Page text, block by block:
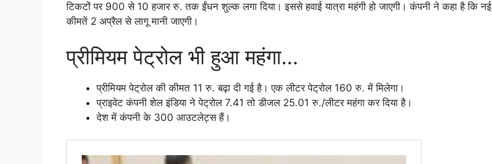
टिकटों पर 900 से 10 हजार रु. तक ईंधन शुल्क लगा दिया। इससे हवाई यात्रा महंगी हो जाएगी। कंपनी ने कहा है कि नई
कीमतें 2 अप्रैल से लागू मानी जाएगी।
प्रीमियम पेट्रोल भी हुआ महंगा…
प्रीमियम पेट्रोल की कीमत 11 रु. बढ़ा दी गई है। एक लीटर पेट्रोल 160 रु. में मिलेगा।
प्राइवेट कंपनी शेल इंडिया ने पेट्रोल 7.41 तो डीजल 25.01 रु./लीटर महंगा कर दिया है।
देश में कंपनी के 300 आउटलेट्स हैं।